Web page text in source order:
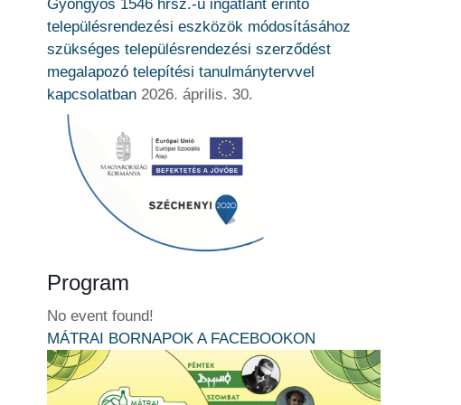
Gyöngyös 1546 hrsz.-ú ingatlant érintő
településrendezési eszközök módosításához
szükséges településrendezési szerződést
megalapozó telepítési tanulmánytervvel
kapcsolatban 2026. április. 30.
Program
No event found!
MÁTRAI BORNAPOK A FACEBOOKON